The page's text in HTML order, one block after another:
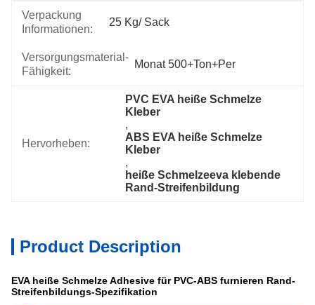
Verpackung
Informationen:
25 Kg/ Sack
Versorgungsmaterial-
Fähigkeit:
Monat 500+Ton+per
Hervorheben:
PVC EVA heiße Schmelze
Kleber
,
ABS EVA heiße Schmelze
Kleber
,
heiße Schmelzeeva klebende
Rand-Streifenbildung
Product Description
EVA heiße Schmelze Adhesive für PVC-ABS furnieren Rand-
Streifenbildungs-Spezifikation